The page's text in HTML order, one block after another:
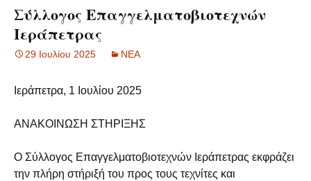
Σύλλογος Επαγγελματοβιοτεχνών
Ιεράπετρας
29 Ιουλίου 2025 ΝΕΑ
Ιεράπετρα, 1 Ιουλίου 2025
ΑΝΑΚΟΙΝΩΣΗ ΣΤΗΡΙΞΗΣ
Ο Σύλλογος Επαγγελματοβιοτεχνών Ιεράπετρας εκφράζει
την πλήρη στήριξή του προς τους τεχνίτες και